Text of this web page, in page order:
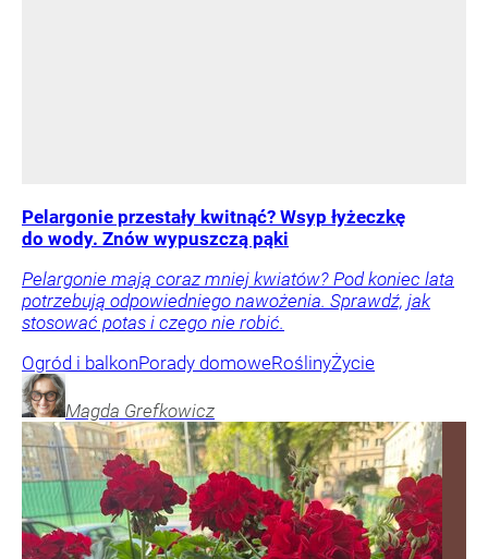
Pelargonie przestały kwitnąć? Wsyp łyżeczkę
do wody. Znów wypuszczą pąki
Pelargonie mają coraz mniej kwiatów? Pod koniec lata
potrzebują odpowiedniego nawożenia. Sprawdź, jak
stosować potas i czego nie robić.
Ogród i balkonPorady domoweRoślinyŻycie
Magda Grefkowicz